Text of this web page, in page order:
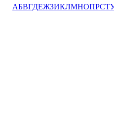
АБВГДЕЖЗИКЛМНОПРСТ